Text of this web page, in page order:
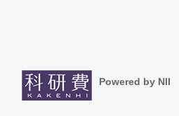
Powered by NII